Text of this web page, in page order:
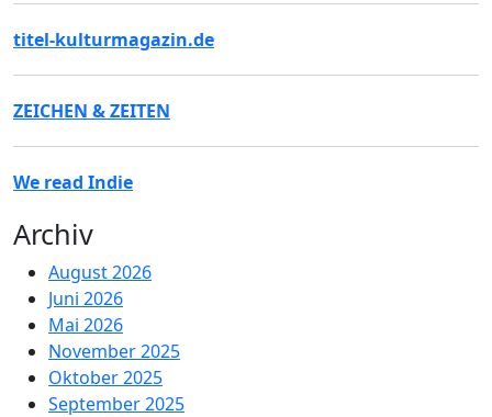
titel-kulturmagazin.de
ZEICHEN & ZEITEN
We read Indie
Archiv
August 2026
Juni 2026
Mai 2026
November 2025
Oktober 2025
September 2025